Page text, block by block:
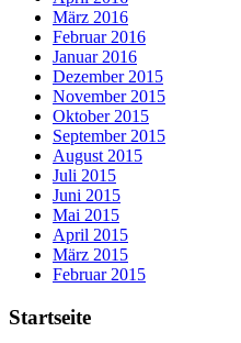
März 2016
Februar 2016
Januar 2016
Dezember 2015
November 2015
Oktober 2015
September 2015
August 2015
Juli 2015
Juni 2015
Mai 2015
April 2015
März 2015
Februar 2015
Startseite